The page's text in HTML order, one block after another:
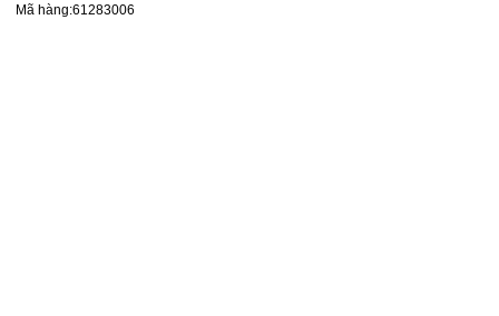
Mã hàng:61283006